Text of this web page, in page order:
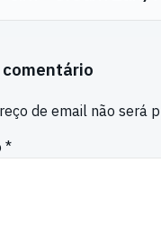
comentário
de email não será
*